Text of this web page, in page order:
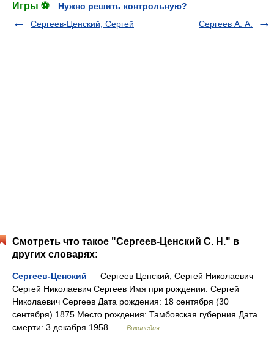
Игры ⚽
Нужно решить контрольную?
Сергеев-Ценский, Сергей
Сергеев А. А.
Смотреть что такое "Сергеев-Ценский С. Н." в
других словарях:
Сергеев-Ценский — Сергеев Ценский, Сергей Николаевич
Сергей Николаевич Сергеев Имя при рождении: Сергей
Николаевич Сергеев Дата рождения: 18 сентября (30
сентября) 1875 Место рождения: Тамбовская губерния Дата
смерти: 3 декабря 1958 …
Википедия